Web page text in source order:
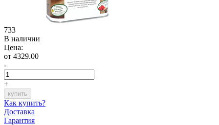
733
В наличии
Цена:
от 4329.00
-
+
Как купить?
Доставка
Гарантия